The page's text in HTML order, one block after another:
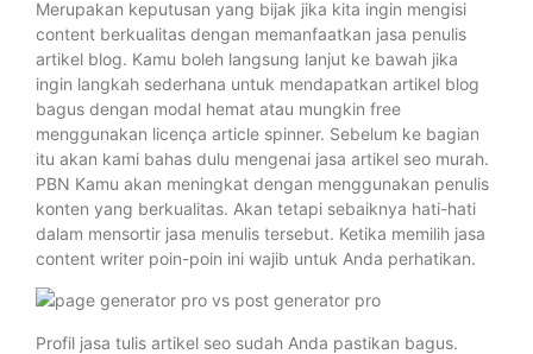
Merupakan keputusan yang bijak jika kita ingin mengisi
content berkualitas dengan memanfaatkan jasa penulis
artikel blog. Kamu boleh langsung lanjut ke bawah jika
ingin langkah sederhana untuk mendapatkan artikel blog
bagus dengan modal hemat atau mungkin free
menggunakan licença article spinner. Sebelum ke bagian
itu akan kami bahas dulu mengenai jasa artikel seo murah.
PBN Kamu akan meningkat dengan menggunakan penulis
konten yang berkualitas. Akan tetapi sebaiknya hati-hati
dalam mensortir jasa menulis tersebut. Ketika memilih jasa
content writer poin-poin ini wajib untuk Anda perhatikan.
Profil jasa tulis artikel seo sudah Anda pastikan bagus.